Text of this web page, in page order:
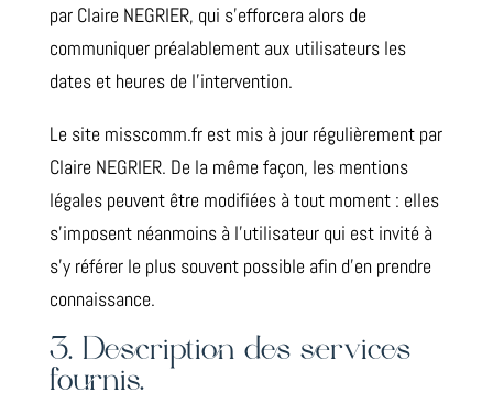
par Claire NEGRIER, qui s’efforcera alors de
communiquer préalablement aux utilisateurs les
dates et heures de l’intervention.
Le site misscomm.fr est mis à jour régulièrement par
Claire NEGRIER. De la même façon, les mentions
légales peuvent être modifiées à tout moment : elles
s’imposent néanmoins à l’utilisateur qui est invité à
s’y référer le plus souvent possible afin d’en prendre
connaissance.
3. Description des services
fournis.